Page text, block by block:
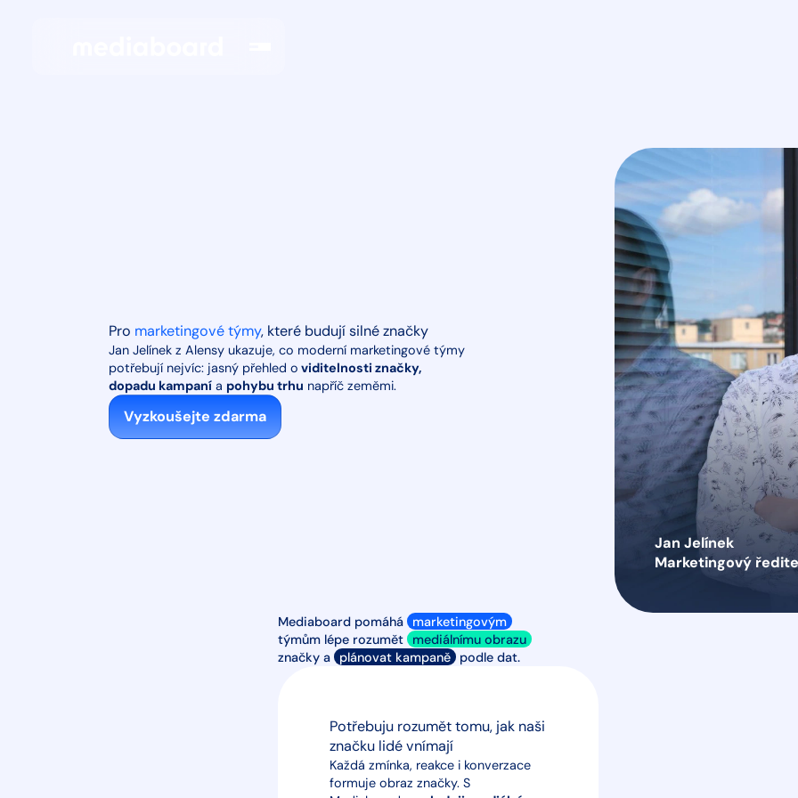
Pro marketingové týmy, které budují silné značky
Jan Jelínek z Alensy ukazuje, co moderní marketingové týmy
potřebují nejvíc: jasný přehled o viditelnosti značky,
dopadu kampanía pohybu trhu napříč zeměmi.
Vyzkoušejte zdarma
Jan Jelínek
Marketingový
Mediaboard pomáhá
marketingovým
týmům lépe rozumět
mediálnímu obrazu
značky a
plánovat kampaně podle dat.
Potřebuju rozumět tomu, jak naši
značku lidé vnímají
Každá zmínka, reakce i konverzace
formuje obraz značky. S